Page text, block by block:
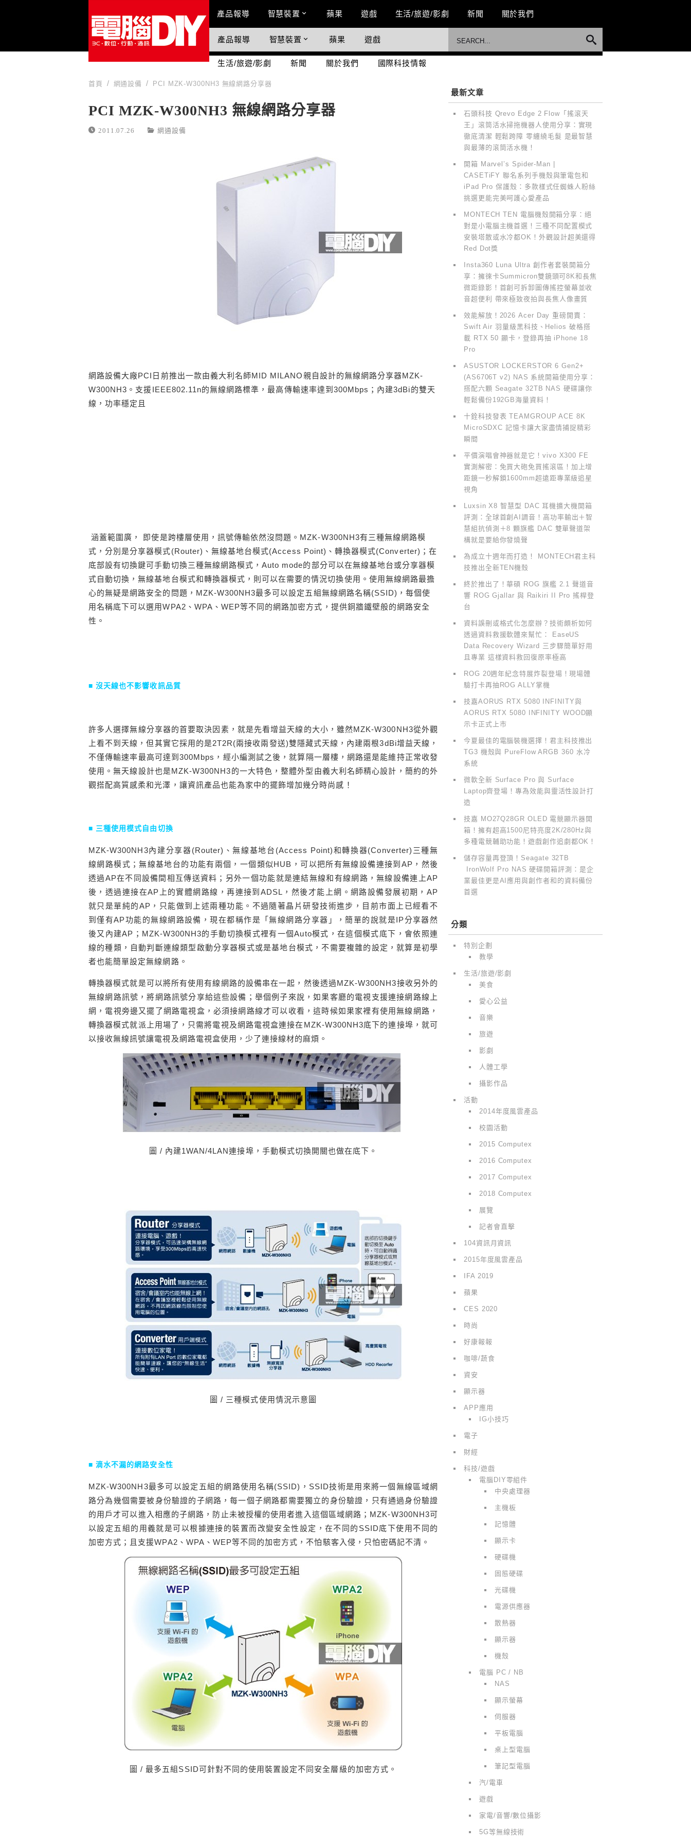
Main Menu
產品報導 智慧裝置 蘋果 遊戲 生活/旅遊/影劇 新聞 關於我們
國際科技情報
產品報導 智慧裝置 蘋果 遊戲
生活/旅遊/影劇 新聞 關於我們 國際科技情報
首頁 網通設備 PCI MZK-W300NH3 無線網路分享器
PCI MZK-W300NH3 無線網路分享器
2011.07.26 網通設備
網路設備大廠PCI日前推出一款由義大利名師MID MILANO親自設計的無線網路分享器MZK-
W300NH3。支援IEEE802.11n的無線網路標準，最高傳輸速率達到300Mbps；內建3dBi的雙天
線，功率穩定且
涵蓋範圍廣， 即使是跨樓層使用，訊號傳輸依然沒問題。MZK-W300NH3有三種無線網路模
式，分別是分享器模式(Router)、無線基地台模式(Access Point)、轉換器模式(Converter)；在
底部設有切換鍵可手動切換三種無線網路模式，Auto mode的部分可以在無線基地台或分享器模
式自動切換，無線基地台模式和轉換器模式，則可以在需要的情況切換使用。使用無線網路最擔
心的無疑是網路安全的問題，MZK-W300NH3最多可以設定五組無線網路名稱(SSID)，每個使
用名稱底下可以選用WPA2、WPA、WEP等不同的網路加密方式，提供銅牆鐵壁般的網路安全
性。
■ 沒天線也不影響收訊品質
許多人選擇無線分享器的首要取決因素，就是先看增益天線的大小，雖然MZK-W300NH3從外觀
上看不到天線，但其實它採用的是2T2R(兩接收兩發送)雙隱藏式天線，內建兩根3dBi增益天線，
不僅傳輸速率最高可達到300Mbps，經小編測試之後，就算隔一層樓，網路還是能維持正常收發
使用。無天線設計也是MZK-W300NH3的一大特色，整體外型由義大利名師精心設計，簡約的外
觀搭配高質感柔和光澤，讓資訊產品也能為家中的擺飾增加幾分時尚感！
■ 三種使用模式自由切換
MZK-W300NH3內建分享器(Router)、無線基地台(Access Point)和轉換器(Converter)三種無
線網路模式；無線基地台的功能有兩個，一個類似HUB，可以把所有無線設備連接到AP，然後
透過AP在不同設備間相互傳送資料；另外一個功能就是連結無線和有線網路，無線設備連上AP
後，透過連接在AP上的實體網路線，再連接到ADSL，然後才能上網。網路設備發展初期，AP
就只是單純的AP，只能做到上述兩種功能。不過隨著晶片研發技術進步，目前市面上已經看不
到僅有AP功能的無線網路設備，現在都稱作是「無線網路分享器」，簡單的說就是IP分享器然
後又內建AP；MZK-W300NH3的手動切換模式裡有一個Auto模式，在這個模式底下，會依照連
線的種類，自動判斷連線類型啟動分享器模式或是基地台模式，不需要複雜的設定，就算是初學
者也能簡單設定無線網路。
轉換器模式就是可以將所有使用有線網路的設備串在一起，然後透過MZK-W300NH3接收另外的
無線網路訊號，將網路訊號分享給這些設備；舉個例子來說，如果客廳的電視支援連接網路線上
網，電視旁邊又擺了網路電視盒，必須接網路線才可以收看，這時候如果家裡有使用無線網路，
轉換器模式就派上用場了，只需將電視及網路電視盒連接在MZK-W300NH3底下的連接埠，就可
以接收無線訊號讓電視及網路電視盒使用，少了連接線材的麻煩。
圖 / 內建1WAN/4LAN連接埠，手動模式切換開關也做在底下。
圖 / 三種模式使用情況示意圖
■ 滴水不漏的網路安全性
MZK-W300NH3最多可以設定五組的網路使用名稱(SSID)，SSID技術是用來將一個無線區域網
路分為幾個需要被身份驗證的子網路，每一個子網路都需要獨立的身份驗證，只有通過身份驗證
的用戶才可以進入相應的子網路，防止未被授權的使用者進入這個區域網路；MZK-W300NH3可
以設定五組的用義就是可以根據連接的裝置而改變安全性設定，在不同的SSID底下使用不同的
加密方式；且支援WPA2、WPA、WEP等不同的加密方式，不怕駭客入侵，只怕密碼記不清。
圖 / 最多五組SSID可針對不同的使用裝置設定不同安全層級的加密方式。
最新文章
石頭科技 Qrevo Edge 2 Flow「搖滾天
王」滾筒活水掃拖機器人使用分享：實現
徹底清潔 輕鬆跨障 零纏繞毛髮 是最智慧
與最薄的滾筒活水機！
開箱 Marvel’s Spider-Man |
CASETiFY 聯名系列手機殼與筆電包和
iPad Pro 保護殼：多款樣式任蜘蛛人粉絲
挑選更能完美呵護心愛產品
MONTECH TEN 電腦機殼開箱分享：絕
對是小電腦主機首選！三種不同配置模式
安裝塔散或水冷都OK！外觀設計超美還得
Red Dot獎
Insta360 Luna Ultra 創作者套裝開箱分
享：擁徠卡Summicron雙鏡頭可8K和長焦
微距錄影！首創可拆卸圖傳搖控螢幕並收
音超便利 帶來極致夜拍與長焦人像畫質
效能解放！2026 Acer Day 重磅開賣：
Swift Air 羽量級黑科技、Helios 破格搭
載 RTX 50 顯卡，登錄再抽 iPhone 18
Pro
ASUSTOR LOCKERSTOR 6 Gen2+
(AS6706T v2) NAS 系統開箱使用分享：
搭配六顆 Seagate 32TB NAS 硬碟讓你
輕鬆備份192GB海量資料！
十銓科技發表 TEAMGROUP ACE 8K
MicroSDXC 記憶卡讓大家盡情捕捉精彩
瞬間
平價演唱會神器就是它！vivo X300 FE
實測解密：免買大砲免買搖滾區！加上增
距鏡一秒解鎖1600mm超遠距專業級追星
視角
Luxsin X8 智慧型 DAC 耳機擴大機開箱
評測：全球首創AI調音！高功率輸出＋智
慧組抗偵測＋8 顆旗艦 DAC 雙單聲道架
構就是要給你發燒聲
為成立十週年而打造！ MONTECH君主科
技推出全新TEN機殼
終於推出了！華碩 ROG 旗艦 2.1 聲道音
響 ROG Gjallar 與 Raikiri II Pro 搖桿登
台
資料誤刪或格式化怎麼辦？技術頗析如何
透過資料救援軟體來幫忙： EaseUS
Data Recovery Wizard 三步驟簡單好用
且專業 這樣資料救回復原率極高
ROG 20週年紀念特展炸裂登場！現場體
驗打卡再抽ROG ALLY掌機
技嘉AORUS RTX 5080 INFINITY與
AORUS RTX 5080 INFINITY WOOD顯
示卡正式上市
今夏最佳的電腦裝機選擇！君主科技推出
TG3 機殼與 PureFlow ARGB 360 水冷
系統
微軟全新 Surface Pro 與 Surface
Laptop齊登場！專為效能與靈活性設計打
造
技嘉 MO27Q28GR OLED 電競顯示器開
箱！擁有超高1500尼特亮度2K/280Hz與
多種電競輔助功能！遊戲創作追劇都OK！
儲存容量再登頂！Seagate 32TB
IronWolf Pro NAS 硬碟開箱評測：是企
業最佳更是AI應用與創作者和的資料備份
首選
分類
特別企劃
教學
生活/旅遊/影劇
美食
愛心公益
音樂
旅遊
影劇
人體工學
攝影作品
活動
2014年度風雲產品
校園活動
2015 Computex
2016 Computex
2017 Computex
2018 Computex
展覽
記者會直擊
104資訊月資訊
2015年度風雲產品
IFA 2019
蘋果
CES 2020
時尚
好康報報
咖啡/蔬食
資安
顯示器
APP應用
IG小技巧
電子
財經
科技/遊戲
電腦DIY零組件
中央處理器
主機板
記憶體
顯示卡
硬碟機
固態硬碟
光碟機
電源供應器
散熱器
顯示器
機殼
電腦 PC / NB
NAS
顯示螢幕
伺服器
平板電腦
桌上型電腦
筆記型電腦
汽/電車
遊戲
家電/音響/數位攝影
5G等無線技術